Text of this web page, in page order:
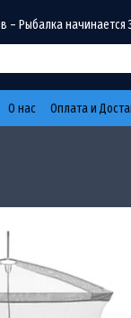
– Рыбалка начинается
О нас Оплата и